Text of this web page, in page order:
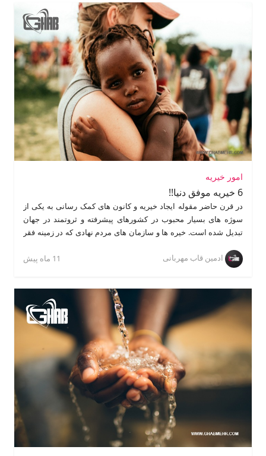
امور خیریه
6 خیریه موفق دنیا!!
در قرن حاضر مقوله ایجاد خیریه و کانون های کمک رسانی به یکی از
سوژه های بسیار محبوب در کشورهای پیشرفته و ثروتمند در جهان
تبدیل شده است. خیره ها و سازمان های مردم نهادی که در زمینه فقر
فعالیت دارند و بصورت مستقل از نهادهای دولتی کمک های خود را در
مناطق محروم به افراد نیازمند می رسانند. در این مقاله بصورت
پردازیم:
ادمین قاب مهربانی 11 ماه پیش